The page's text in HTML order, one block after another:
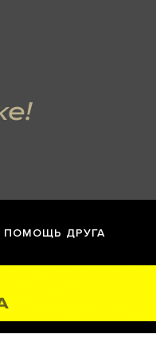
ПОМОЩЬ ДРУГА